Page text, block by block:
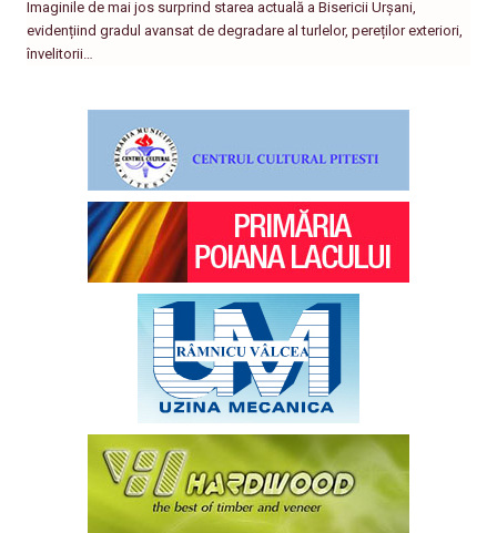
Imaginile de mai jos surprind starea actuală a Bisericii Urșani,
evidențiind gradul avansat de degradare al turlelor, pereților exteriori,
învelitorii…